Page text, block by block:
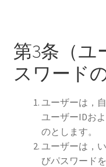
第3条（ユ
スワード
ユーザーは，
ユーザーIDお
のとします。
ユーザーは，
びパスワード